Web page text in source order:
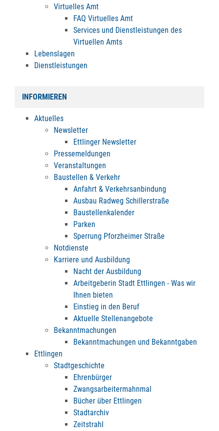
Virtuelles Amt
FAQ Virtuelles Amt
Services und Dienstleistungen des
Virtuellen Amts
Lebenslagen
Dienstleistungen
INFORMIEREN
Aktuelles
Newsletter
Ettlinger Newsletter
Pressemeldungen
Veranstaltungen
Baustellen & Verkehr
Anfahrt & Verkehrsanbindung
Ausbau Radweg Schillerstraße
Baustellenkalender
Parken
Sperrung Pforzheimer Straße
Notdienste
Karriere und Ausbildung
Nacht der Ausbildung
Arbeitgeberin Stadt Ettlingen - Was wir
Ihnen bieten
Einstieg in den Beruf
Aktuelle Stellenangebote
Bekanntmachungen
Bekanntmachungen und Bekanntgaben
Ettlingen
Stadtgeschichte
Ehrenbürger
Zwangsarbeitermahnmal
Bücher über Ettlingen
Stadtarchiv
Zeitstrahl